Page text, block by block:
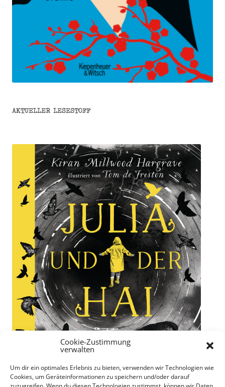
Cookie-Zustimmung
verwalten
Um dir ein optimales Erlebnis zu bieten, verwenden wir Technologien wie
Cookies, um Geräteinformationen zu speichern und/oder darauf
AKTUELLER LESESTOFF